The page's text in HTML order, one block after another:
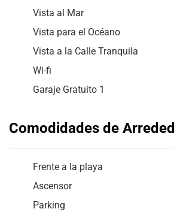
Vista al Mar
Vista para el Océano
Vista a la Calle Tranquila
Wi-fi
Garaje Gratuito 1
Comodidades de
Frente a la playa
Ascensor
Parking